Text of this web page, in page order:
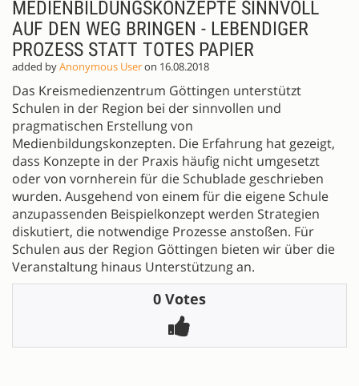
MEDIENBILDUNGSKONZEPTE SINNVOLL
AUF DEN WEG BRINGEN - LEBENDIGER
PROZESS STATT TOTES PAPIER
added byAnonymous Useron 16.08.2018
Das Kreismedienzentrum Göttingen unterstützt
Schulen in der Region bei der sinnvollen und
pragmatischen Erstellung von
Medienbildungskonzepten. Die Erfahrung hat gezeigt,
dass Konzepte in der Praxis häufig nicht umgesetzt
oder von vornherein für die Schublade geschrieben
wurden. Ausgehend von einem für die eigene Schule
anzupassenden Beispielkonzept werden Strategien
diskutiert, die notwendige Prozesse anstoßen. Für
Schulen aus der Region Göttingen bieten wir über die
Veranstaltung hinaus Unterstützung an.
0 Votes